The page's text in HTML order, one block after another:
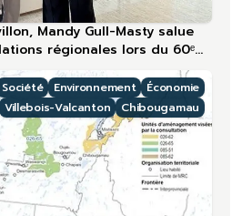
Mandy Gull-Masty salue
régionales lors du 60ᵉ
Société Environnement
Économie
Villebois-Valcanton
Chibougamau